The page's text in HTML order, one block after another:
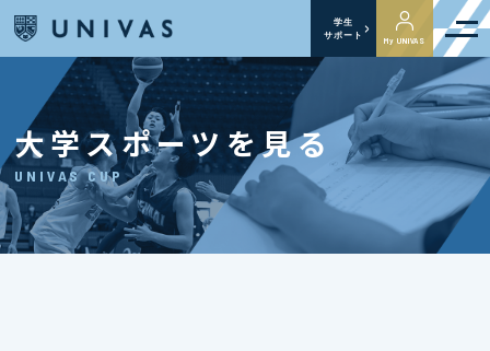
学生
サポート
My UNIVAS
大学スポーツを見る
UNIVAS CUP